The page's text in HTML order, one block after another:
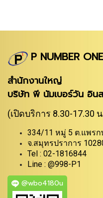
P NUMBER
สำนักงานใหญ่
บริษัท พี นัมเบอร์วัน อิน
(เปิดบริการ 8.30-17.30
334/11 หมู่ 5 ต.แพรก
จ.สมุทรปราการ
Tel : 02-1816844
Line : @998-P1
@wbo4180u